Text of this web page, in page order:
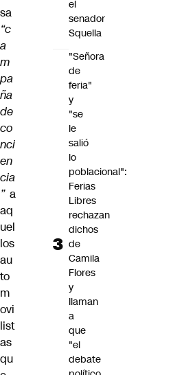
sa
“c
a
m
pa
ña
de
co
nci
en
cia
”a
aq
uel
los
au
to
m
ovi
list
as
qu
el
senador
Squella
"Señora
de
feria"
y
"se
le
salió
lo
poblacional":
Ferias
Libres
rechazan
dichos
de
Camila
Flores
y
llaman
a
que
"el
debate